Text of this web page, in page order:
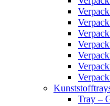
Tray –